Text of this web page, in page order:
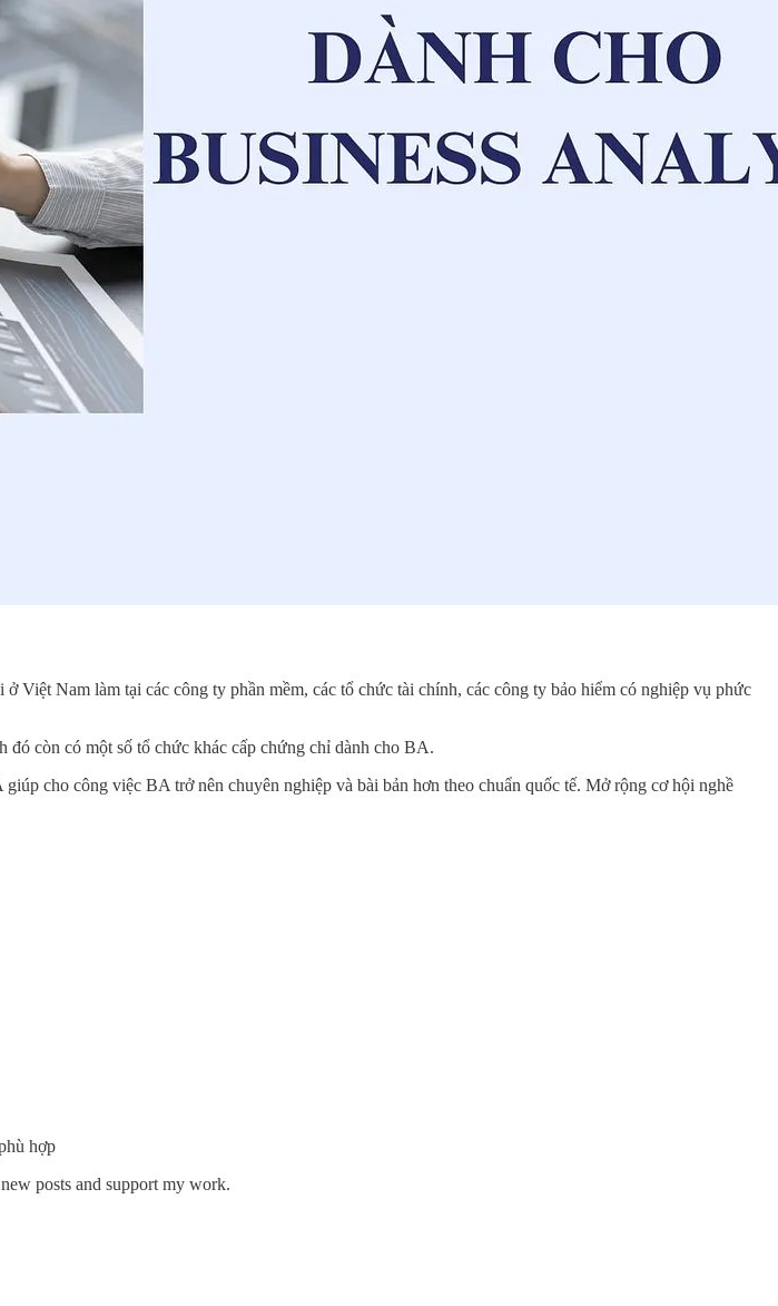
Việt Nam làm tại các công ty phần mềm, các tổ chức tài chính, các công ty bảo hiểm có nghiệp vụ phức
còn có một số tổ chức khác cấp chứng chỉ dành cho BA.
cho công việc BA trở nên chuyên nghiệp và bài bản hơn theo chuẩn quốc tế. Mở rộng cơ hội nghề
hợp
posts and support my work.